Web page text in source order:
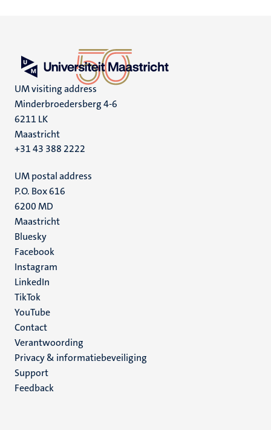
UM visiting address
Minderbroedersberg 4-6
6211 LK
Maastricht
+31 43 388 2222
UM postal address
P.O. Box 616
6200 MD
Maastricht
Social
media
Bluesky
Facebook
Instagram
LinkedIn
TikTok
YouTube
Menu
footer
(NL)
Contact
Verantwoording
Privacy & informatiebeveiliging
Support
Feedback